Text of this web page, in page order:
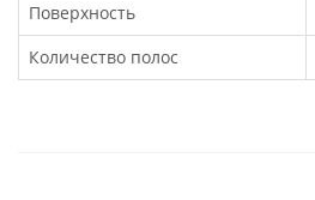
Поверхность
Количество полос